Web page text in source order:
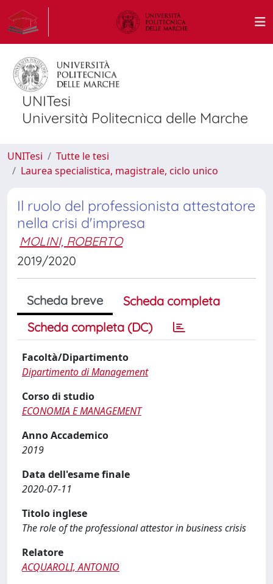
UNITesi
Università Politecnica delle Marche
UNITesi
Tutte le tesi
Laurea specialistica, magistrale, ciclo unico
Il ruolo del professionista attestatore
nella crisi d'impresa
MOLINI, ROBERTO
2019/2020
Scheda breve
Scheda completa
Scheda completa (DC)
Facoltà/Dipartimento
Dipartimento di Management
Corso di studio
ECONOMIA E MANAGEMENT
Anno Accademico
2019
Data dell'esame finale
2020-07-11
Titolo inglese
The role of the professional attestor in business crisis
Relatore
ACQUAROLI, ANTONIO